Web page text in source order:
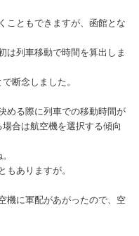
こともできますが、函館とな
は列車移動で時間を算出しま
断念しました。
める際に列車での移動時間が
合は航空機を選択する傾向
ありますが。
機に軍配があがったので、空